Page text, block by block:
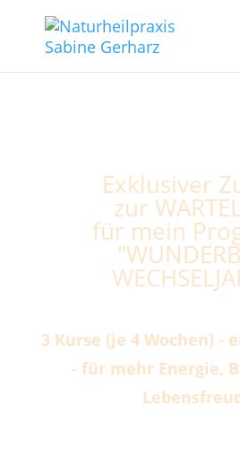
Exklusiver
zur
für mein
3 Kurse (je 4 Wochen) -
- für mehr Energie,